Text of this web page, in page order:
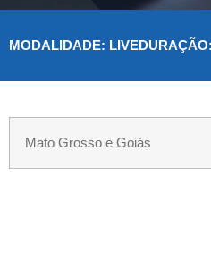
MODALIDADE: LIVE
Mato Grosso e Goiás